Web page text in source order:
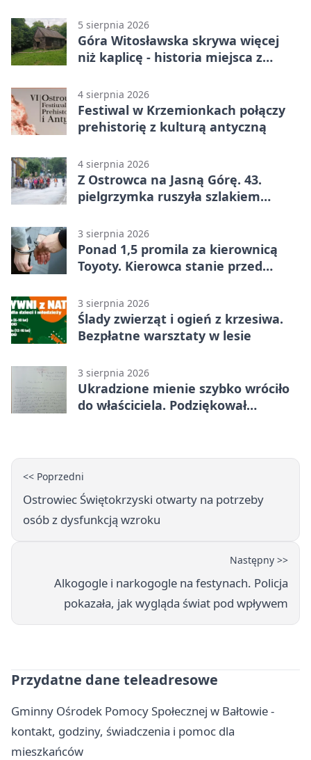
5 sierpnia 2026
Góra Witosławska skrywa więcej
niż kaplicę - historia miejsca z
4 sierpnia 2026
Festiwal w Krzemionkach połączy
prehistorię z kulturą antyczną
4 sierpnia 2026
Z Ostrowca na Jasną Górę. 43.
pielgrzymka ruszyła szlakiem
3 sierpnia 2026
Ponad 1,5 promila za kierownicą
Toyoty. Kierowca stanie przed
3 sierpnia 2026
Ślady zwierząt i ogień z krzesiwa.
Bezpłatne warsztaty w lesie
3 sierpnia 2026
Ukradzione mienie szybko wróciło
do właściciela. Podziękował
<< Poprzedni
Ostrowiec Świętokrzyski otwarty na potrzeby
osób z dysfunkcją wzroku
Następny >>
Alkogogle i narkogogle na festynach. Policja
pokazała, jak wygląda świat pod wpływem
Przydatne dane teleadresowe
Gminny Ośrodek Pomocy Społecznej w Bałtowie -
kontakt, godziny, świadczenia i pomoc dla
mieszkańców